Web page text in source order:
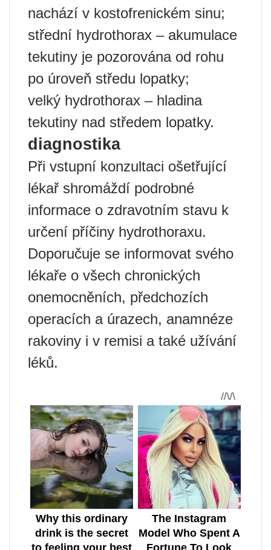
nachází v kostofrenickém sinu;
střední hydrothorax – akumulace
tekutiny je pozorována od rohu
po úroveň středu lopatky;
velký hydrothorax – hladina
tekutiny nad středem lopatky.
diagnostika
Při vstupní konzultaci ošetřující
lékař shromáždí podrobné
informace o zdravotním stavu k
určení příčiny hydrothoraxu.
Doporučuje se informovat svého
lékaře o všech chronických
onemocněních, předchozích
operacích a úrazech, anamnéze
rakoviny i v remisi a také užívání
léků.